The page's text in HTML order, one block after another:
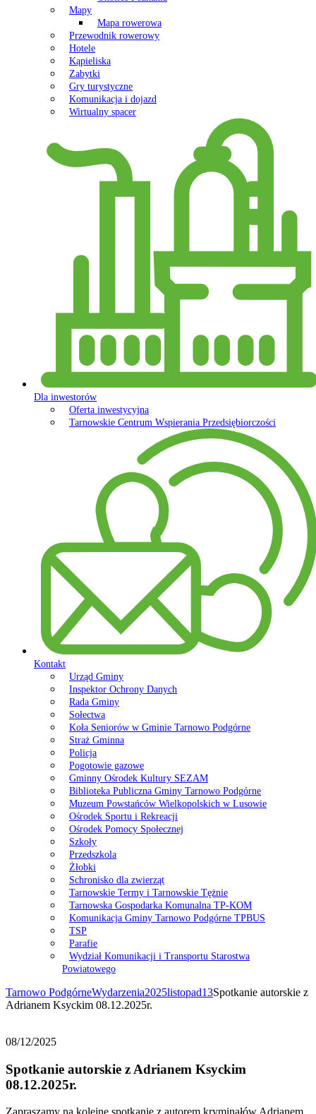
Mapy
Mapa rowerowa
Przewodnik rowerowy
Hotele
Kąpieliska
Zabytki
Gry turystyczne
Komunikacja i dojazd
Wirtualny spacer
Dla inwestorów
Oferta inwestycyjna
Tarnowskie Centrum Wspierania Przedsiębiorczości
Kontakt
Urząd Gminy
Inspektor Ochrony Danych
Rada Gminy
Sołectwa
Koła Seniorów w Gminie Tarnowo Podgórne
Straż Gminna
Policja
Pogotowie gazowe
Gminny Ośrodek Kultury SEZAM
Biblioteka Publiczna Gminy Tarnowo Podgórne
Muzeum Powstańców Wielkopolskich w Lusowie
Ośrodek Sportu i Rekreacji
Ośrodek Pomocy Społecznej
Szkoły
Przedszkola
Żłobki
Schronisko dla zwierząt
Tarnowskie Termy i Tarnowskie Tężnie
Tarnowska Gospodarka Komunalna TP-KOM
Komunikacja Gminy Tarnowo Podgórne TPBUS
TSP
Parafie
Wydział Komunikacji i Transportu Starostwa
Powiatowego
Tarnowo PodgórneWydarzenia2025listopad13Spotkanie autorskie z
Adrianem Ksyckim 08.12.2025r.
08/12/2025
Spotkanie autorskie z Adrianem Ksyckim
08.12.2025r.